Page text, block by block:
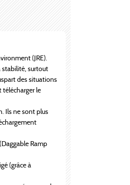
(JRE).
stabilité, surtout
des situations
télécharger le
Ils ne sont plus
Ramp
(grâce à